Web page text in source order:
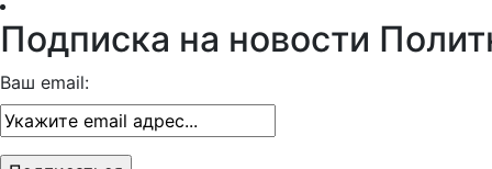
Подписка на новости
Ваш email: